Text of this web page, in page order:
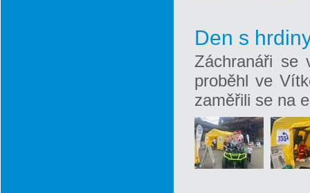
Den s
Záchranáři se
proběhl ve
zaměřili se na